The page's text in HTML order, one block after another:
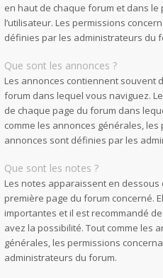
en haut de chaque forum et dans
l’utilisateur. Les permissions
définies par les administrateurs du
Que sont les annonces ?
Les annonces contiennent souvent
forum dans lequel vous naviguez.
de chaque page du forum dans
comme les annonces générales,
annonces sont définies par les
Que sont les notes ?
Les notes apparaissent en
première page du forum concerné.
importantes et il est recommandé
avez la possibilité. Tout comme les
générales, les permissions
administrateurs du forum.